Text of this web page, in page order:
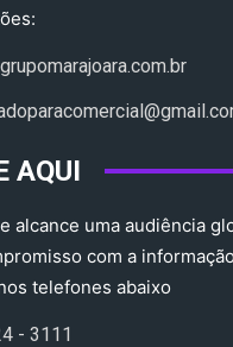
AQUI
alcance uma audiência
com a
telefones abaixo
- 3111